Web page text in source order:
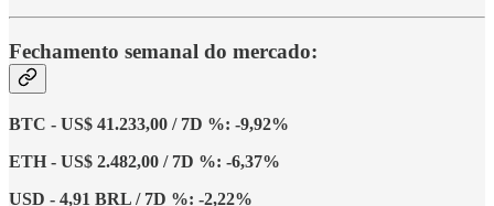
Fechamento semanal do mercado:
BTC - US$ 41.233,00 / 7D %: -9,92%
ETH - US$ 2.482,00 / 7D %: -6,37%
USD - 4,91 BRL / 7D %: -2,22%